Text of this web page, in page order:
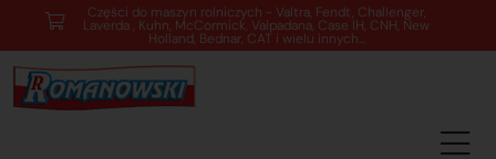
Części do maszyn rolniczych - Valtra, Fendt, Challenger,
Laverda , Kuhn, McCormick, Valpadana, Case IH, CNH, New
Holland, Bednar, CAT i wielu innych...